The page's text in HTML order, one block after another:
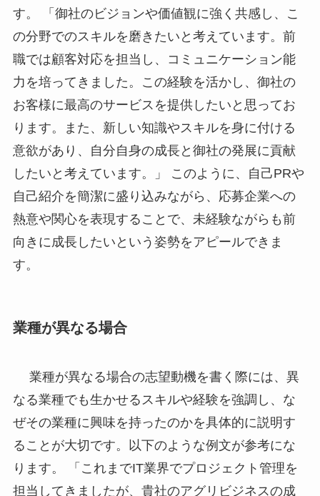
す。 「御社のビジョンや価値観に強く共感し、こ
の分野でのスキルを磨きたいと考えています。前
職では顧客対応を担当し、コミュニケーション能
力を培ってきました。この経験を活かし、御社の
お客様に最高のサービスを提供したいと思ってお
ります。また、新しい知識やスキルを身に付ける
意欲があり、自分自身の成長と御社の発展に貢献
したいと考えています。」 このように、自己PRや
自己紹介を簡潔に盛り込みながら、応募企業への
熱意や関心を表現することで、未経験ながらも前
向きに成長したいという姿勢をアピールできま
す。
業種が異なる場合
業種が異なる場合の志望動機を書く際には、異
なる業種でも生かせるスキルや経験を強調し、な
ぜその業種に興味を持ったのかを具体的に説明す
ることが大切です。以下のような例文が参考にな
ります。 「これまでIT業界でプロジェクト管理を
担当してきましたが、貴社のアグリビジネスの成